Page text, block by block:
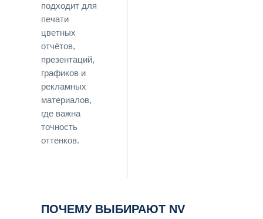
подходит для
печати
цветных
отчётов,
презентаций,
графиков и
рекламных
материалов,
где важна
точность
оттенков.
ПОЧЕМУ ВЫБИРАЮТ NV